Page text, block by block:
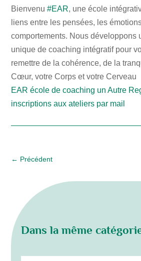
Bienvenu#EAR, une école
liens entre les pensées, les
comportements. Nous développons
unique de coaching intégratif pour
remettre de la cohérence, de la
Cœur, votre Corps et votre Cerveau
EAR école de coaching un Autre
inscriptions aux ateliers par mail
← Précédent
Dans la même